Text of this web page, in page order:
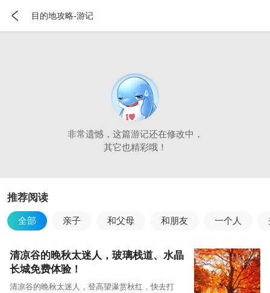
 目的地攻略-游记
非常遗憾，这篇游记还在修改中，
其它也精彩哦！
推荐阅读
全部 亲子 和父母 和朋友 一个人
清凉谷的晚秋太迷人，玻璃栈道、水晶
长城免费体验！
清凉谷的晚秋太迷人，登高望瀑赏秋红，快去打